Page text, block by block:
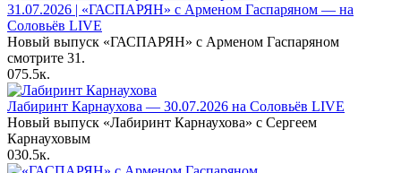
31.07.2026 | «ГАСПАРЯН» с Арменом Гаспаряном — на
Соловьёв LIVE
Новый выпуск «ГАСПАРЯН» с Арменом Гаспаряном
смотрите 31.
075.5к.
Лабиринт Карнаухова — 30.07.2026 на Соловьёв LIVE
Новый выпуск «Лабиринт Карнаухова» с Сергеем
Карнауховым
030.5к.